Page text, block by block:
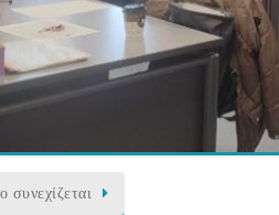
συνεχίζεται